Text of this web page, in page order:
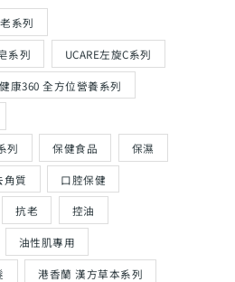
系列
系列 UCARE左旋C系列
康360 全方位營養系列
列 保健食品 保濕
角質 口腔保健
抗老 控油
油性肌專用
港香蘭 漢方草本系列